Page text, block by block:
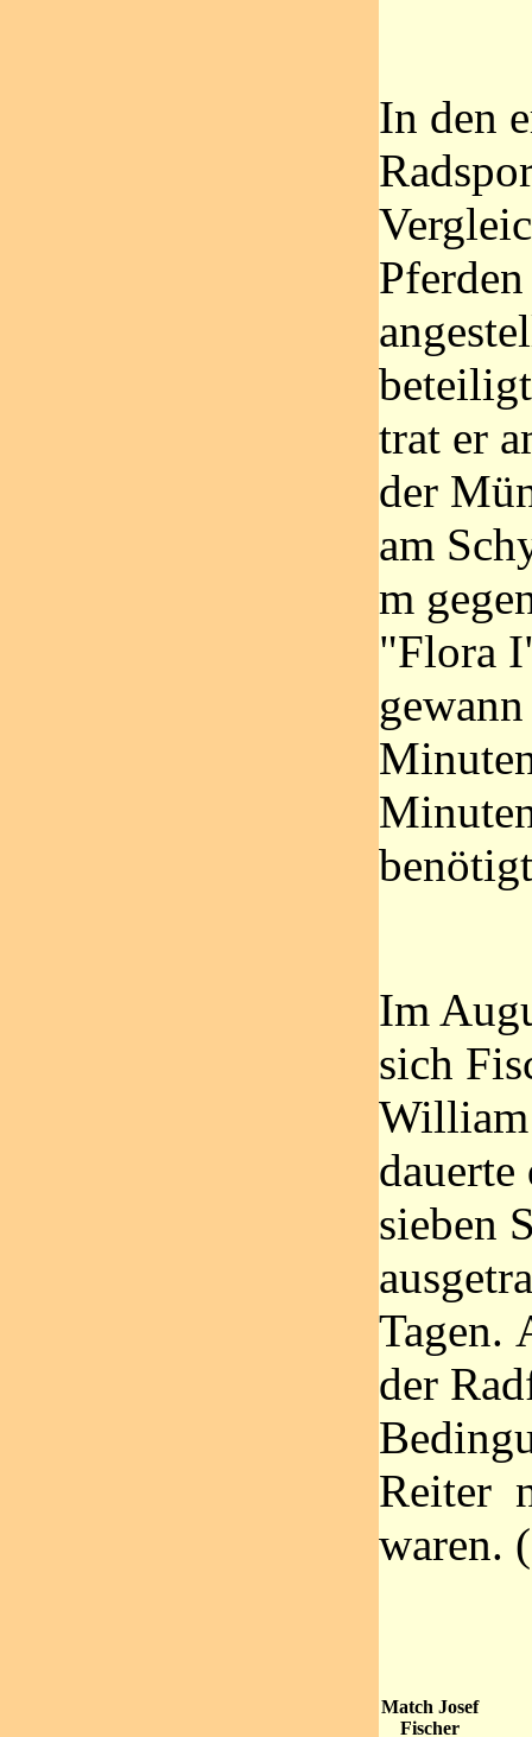
In den
trat er
der
am
m
"Flora
Im
sich
sieben
Tagen.
der
Reiter
waren.
Match Josef
Fischer